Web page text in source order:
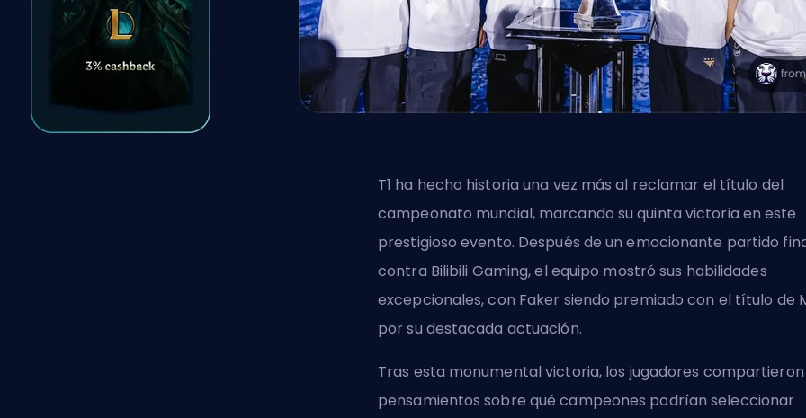
T1 ha hecho historia una vez más al reclamar el título del
campeonato mundial, marcando su quinta victoria en este
prestigioso evento. Después de un emocionante partido
contra Bilibili Gaming, el equipo mostró sus habilidades
excepcionales, con Faker siendo premiado con el título de
por su destacada actuación.
Tras esta monumental victoria, los jugadores compartieron
pensamientos sobre qué campeones podrían seleccionar